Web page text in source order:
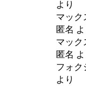
より
マック
匿名
マック
匿名
フォク
より